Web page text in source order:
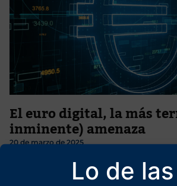
Lo de las
El euro digital, la más
inminente) amenaza
20 de marzo de 2025
Por un lado, las intenciones de nuestra
otro, lo que ya no son simples intenciones,